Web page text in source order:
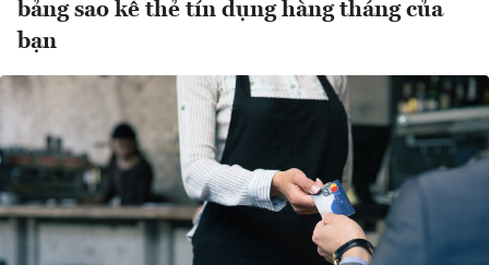
bảng sao kê thẻ tín dụng hàng tháng của
bạn